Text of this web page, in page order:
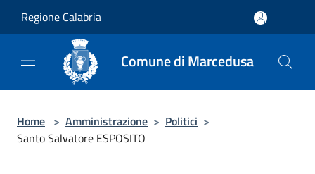
Regione Calabria
Comune di Marcedusa
Home > Amministrazione > Politici >
Santo Salvatore ESPOSITO